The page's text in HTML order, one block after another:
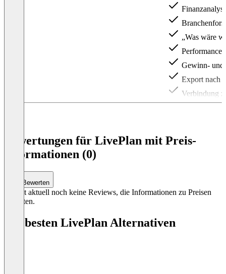
„Was wäre
Performance
Gewinn- und
Export nach
Verbindung
Bewertungen für LivePlan mit Preis-
Informationen (0)
Bewerten
Es gibt aktuell noch keine Reviews, die Informationen zu Preisen
enthalten.
Die besten LivePlan Alternativen